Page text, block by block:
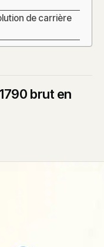
de carrière
brut en